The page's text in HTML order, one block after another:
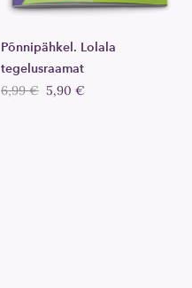
Põnnipähkel. Lolala
tegelusraamat
6,99 € 5,90 €